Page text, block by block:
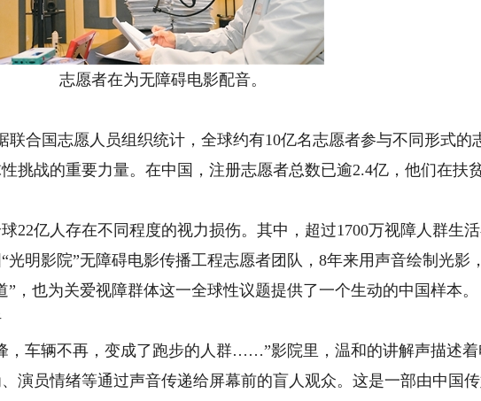
志愿者在为无障碍电影配音。
合国志愿人员组织统计，全球约有10亿名志愿者参与不同形式的
挑战的重要力量。在中国，注册志愿者总数已逾2.4亿，他们在扶贫
亿人存在不同程度的视力损伤。其中，超过1700万视障人群生
明影院”无障碍电影传播工程志愿者团队，8年来用声音绘制光影
，也为关爱视障群体这一全球性议题提供了一个生动的中国样本。
车辆不再，变成了跑步的人群……”影院里，温和的讲解声描述着
演员情绪等通过声音传递给屏幕前的盲人观众。这是一部由中国